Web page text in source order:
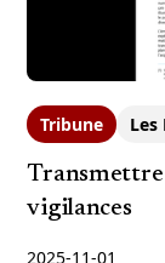
Tribune Les
Transmettre
vigilances
2025-11-01